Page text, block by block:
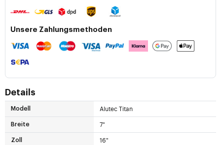
Unsere Zahlungsmethoden
Details
Modell Alutec Titan
Breite 7"
Zoll 16"